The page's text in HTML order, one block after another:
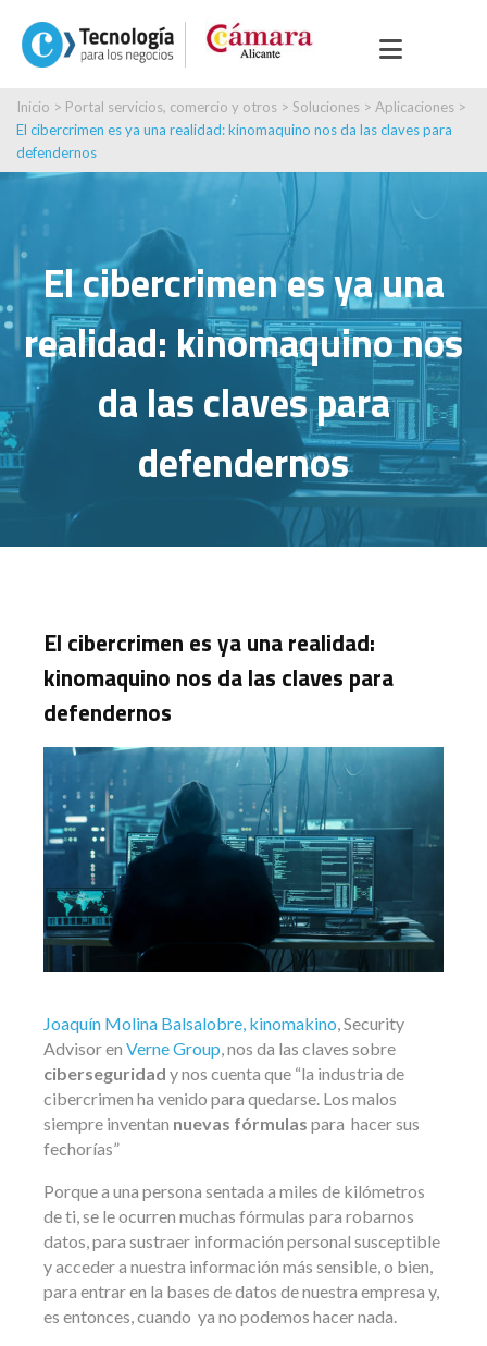
Inicio > Portal servicios, comercio y otros > Soluciones > Aplicaciones >
El cibercrimen es ya una realidad: kinomaquino nos da las claves para
defendernos
El cibercrimen es ya una
realidad: kinomaquino nos
da las claves para
defendernos
El cibercrimen es ya una realidad:
kinomaquino nos da las claves para
defendernos
Joaquín Molina Balsalobre, kinomakino, Security
Advisor en Verne Group, nos da las claves sobre
ciberseguridad y nos cuenta que “la industria de
cibercrimen ha venido para quedarse. Los malos
siempre inventan nuevas fórmulas para hacer sus
fechorías”
Porque a una persona sentada a miles de kilómetros
de ti, se le ocurren muchas fórmulas para robarnos
datos, para sustraer información personal susceptible
y acceder a nuestra información más sensible, o bien,
para entrar en la bases de datos de nuestra empresa y,
es entonces, cuando ya no podemos hacer nada.